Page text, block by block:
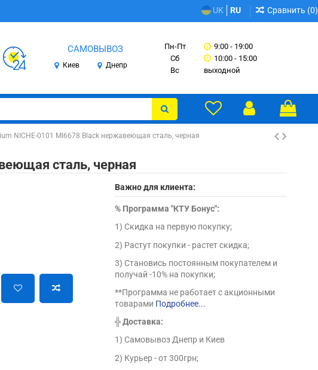
UK RU Сравнить (0)
САМОВЫВОЗ
Киев Днепр
Пн-Пт
Сб
Вс
9:00 - 19:00
10:00 - 15:00
выходной
NICHE-0101 MI6678 Black нержавеющая сталь, черная
сталь, черная
Важно для клиента:
% Программа "КТУ Бонус":
1) Скидка на первую покупку;
2) Растут покупки - растет скидка;
3) Становись постоянным покупателем и
получай -10% на покупки;
**Программа не работает с акционными
товарами Подробнее...
╬Доставка:
1) Самовывоз Днепр и Киев
2) Курьер - от 300грн;